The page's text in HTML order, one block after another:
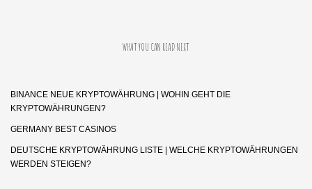
WHAT YOU CAN READ NEXT
BINANCE NEUE KRYPTOWÄHRUNG | WOHIN GEHT DIE
KRYPTOWÄHRUNGEN?
GERMANY BEST CASINOS
DEUTSCHE KRYPTOWÄHRUNG LISTE | WELCHE KRYPTOWÄHRUNGEN
WERDEN STEIGEN?